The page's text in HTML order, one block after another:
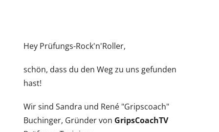
Hey Prüfungs-Rock'n'Roller,
schön, dass du den Weg zu uns gefunden
hast!
Wir sind Sandra und René "Gripscoach"
Buchinger, Gründer von GripsCoachTV